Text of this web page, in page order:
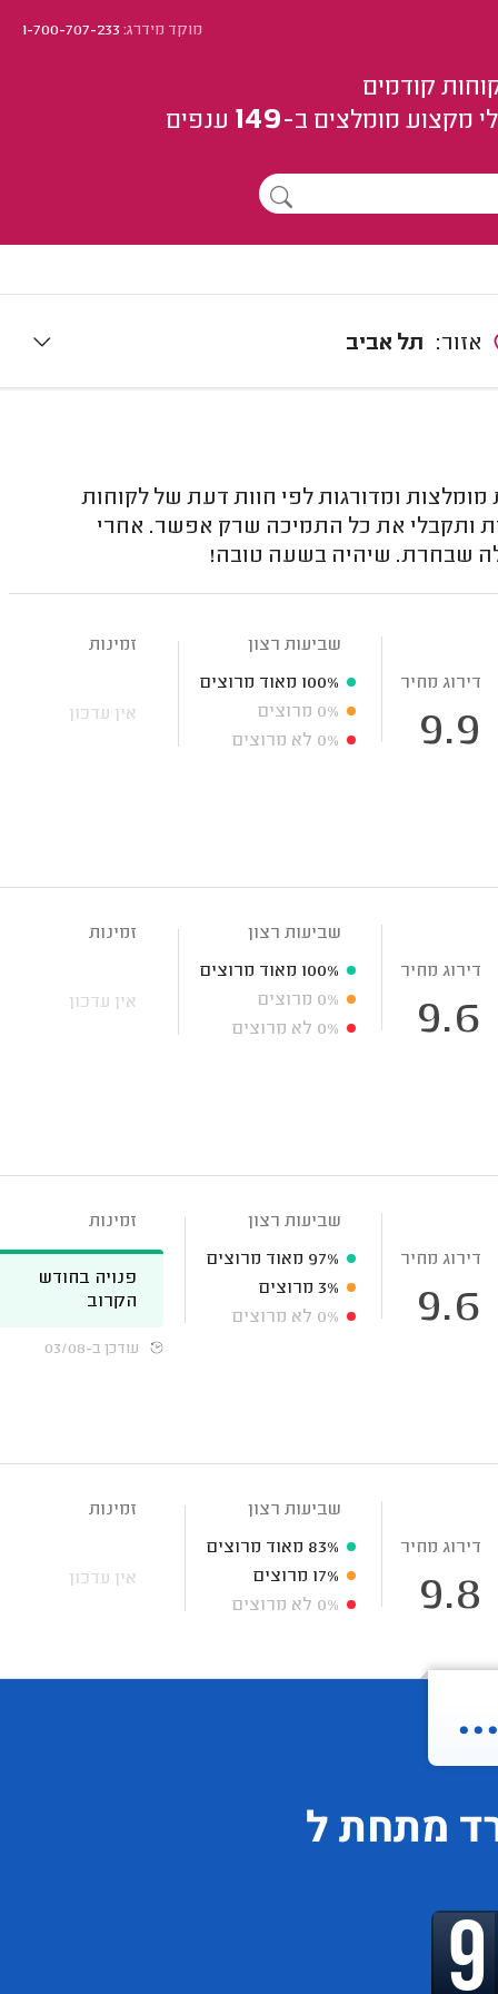
מוקד מידרג:1-700-707-233
קודמים
מקצוע מומלצים ב-149 ענפים
תל אביב
ומדורגות לפי חוות דעת של לקוחות
ותקבלי את כל התמיכה שרק אפשר. אחרי
שבחרת. שיהיה בשעה טובה!
דירוג מחיר
9.9
שביעות רצון
100% מאוד מרוצים
0% מרוצים
0% לא מרוצים
זמינות
אין עדכון
דירוג מחיר
9.6
שביעות רצון
100% מאוד מרוצים
0% מרוצים
0% לא מרוצים
זמינות
אין עדכון
דירוג מחיר
9.6
שביעות רצון
97% מאוד מרוצים
3% מרוצים
0% לא מרוצים
זמינות
פנויה בחודש
הקרוב
עודכן ב-03/08
דירוג מחיר
9.8
שביעות רצון
83% מאוד מרוצים
17% מרוצים
0% לא מרוצים
זמינות
אין עדכון
מתחת ל